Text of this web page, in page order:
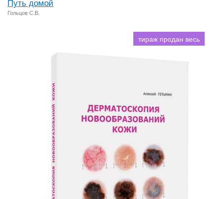
Гольцов С.В.
тираж продан весь